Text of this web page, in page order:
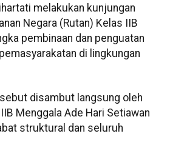
melakukan kunjungan
Negara (Rutan) Kelas IIB
pembinaan dan penguatan
di lingkungan
disambut langsung oleh
Menggala Ade Hari Setiawan
struktural dan seluruh